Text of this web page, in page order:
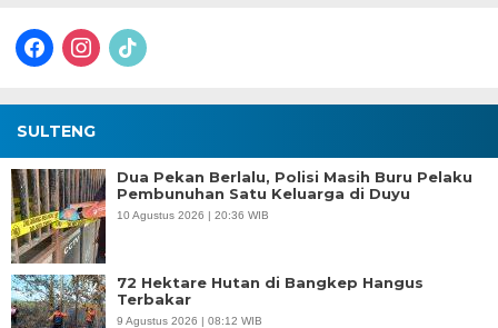
facebookinstagram
tiktok
SULTENG
Dua Pekan Berlalu, Polisi Masih Buru Pelaku
Pembunuhan Satu Keluarga di Duyu
10 Agustus 2026 | 20:36 WIB
72 Hektare Hutan di Bangkep Hangus
Terbakar
9 Agustus 2026 | 08:12 WIB